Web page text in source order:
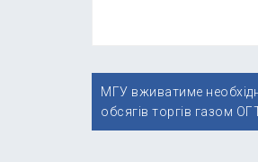
Навігація
записів
МГУ вживатиме
обсягів торгів газом